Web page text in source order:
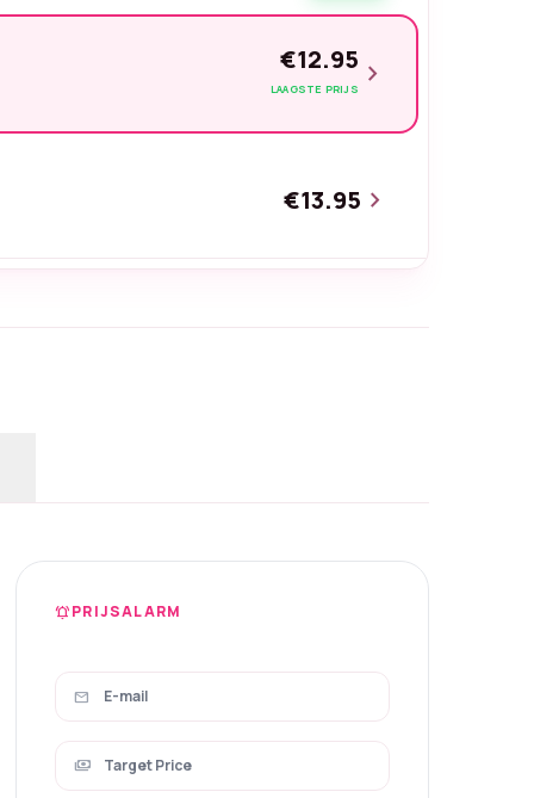
€12.95
LAAGSTE PRIJS chevron_right
€13.95 chevron_right
notifications_activePRIJSALARM
mail
payments